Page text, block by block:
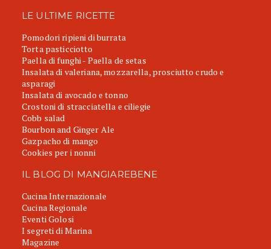
LE ULTIME RICETTE
Pomodori ripieni di burrata
Torta pasticciotto
Paella di funghi - Paella de setas
Insalata di valeriana, mozzarella, prosciutto crudo e
asparagi
Insalata di avocado e tonno
Crostoni di stracciatella e ciliegie
Cobb salad
Bourbon and Ginger Ale
Gazpacho di mango
Cookies per i nonni
IL BLOG DI MANGIAREBENE
Cucina Internazionale
Cucina Regionale
Eventi Golosi
I segreti di Marina
Magazine